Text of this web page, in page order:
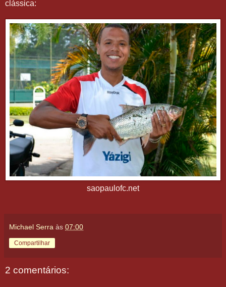
clássica:
saopaulofc.net
Michael Serra às 07:00
Compartilhar
2 comentários: